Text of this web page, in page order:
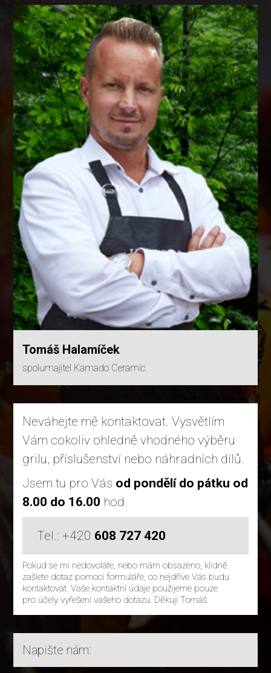
Tomáš Halamíček
spolumajitel Kamado Ceramic
Neváhejte mě kontaktovat. Vysvětlím
Vám cokoliv ohledně vhodného výběru
grilu, příslušenství nebo náhradních dílů.
Jsem tu pro Vás od pondělí do pátku od
8.00 do 16.00 hod.
Tel.: +420 608 727 420
Pokud se mi nedovoláte, nebo mám obsazeno, klidně
zašlete dotaz pomocí formuláře, co nejdříve Vás budu
kontaktovat. Vaše kontaktní údaje použijeme pouze
pro účely vyřešení vašeho dotazu. Děkuji Tomáš.
Napište nám: